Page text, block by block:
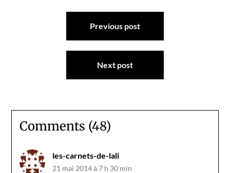
Navigation
Previous post
Next post
Comments (48)
les-carnets-de-lali
21 mai 2014 à 7 h 30 min